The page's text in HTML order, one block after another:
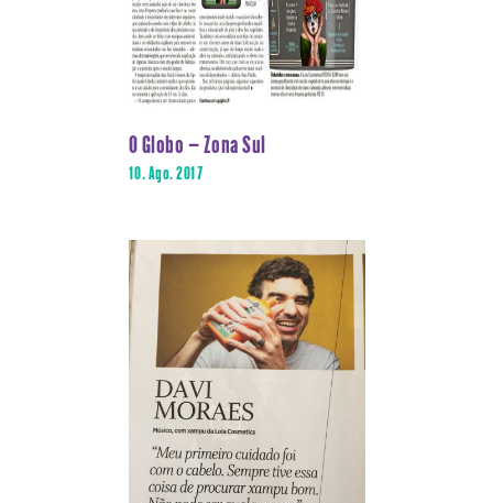
O Globo – Zona Sul
10. Ago. 2017